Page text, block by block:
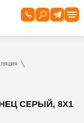
СЕРЫЙ, 8Х1